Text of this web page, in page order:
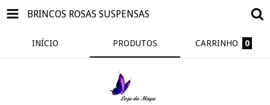
BRINCOS ROSAS SUSPENSAS
INÍCIO PRODUTOS CARRINHO 0